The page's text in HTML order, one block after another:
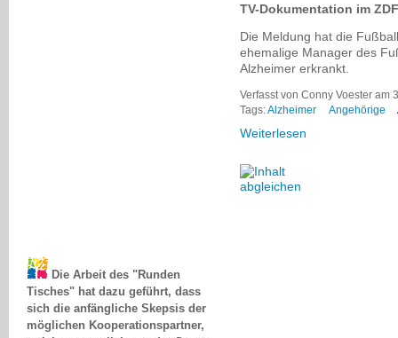
TV-Dokumentation im
Die Meldung hat die
ehemalige Manager des
Alzheimer erkrankt.
Verfasst von Conny Voester am
Tags:Alzheimer Angehörige
Weiterlesen
Tisches" hat dazu geführt, dass
sich die anfängliche Skepsis der
möglichen Kooperationspartner,
welche vermutlich aus der Sorge